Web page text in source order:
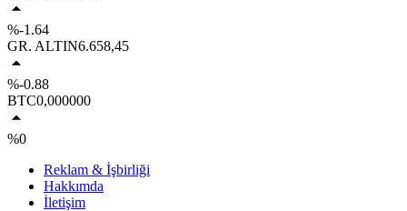
%-1.64
GR. ALTIN6.658,45
%-0.88
BTC0,000000
%0
Reklam & İşbirliği
Hakkımda
İletişim